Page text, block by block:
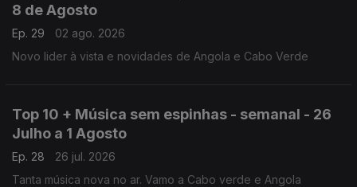
8 de Agosto
Ep. 29
02 ago. 2026
Novo lider à vista e novidades de Angola e Cabo Verde
Top 10 + Música sem espinhas - semanal - 26
Julho a 1 Agosto
Ep. 28
26 jul. 2026
Tanta música nova no ar. Vamo a Cabo verde e Angola